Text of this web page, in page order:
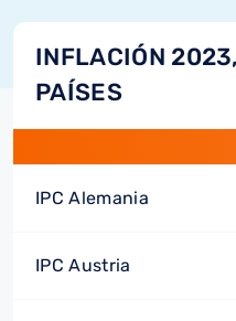
INFLACIÓN
PAÍSES
IPC Alemania
IPC Austria